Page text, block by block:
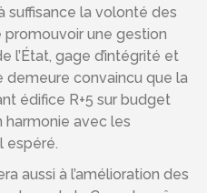
suffisance la volonté des
promouvoir une gestion
l’État, gage d’intégrité et
demeure convaincu que la
édifice R+5 sur budget
harmonie avec les
espéré.
aussi à l’amélioration des